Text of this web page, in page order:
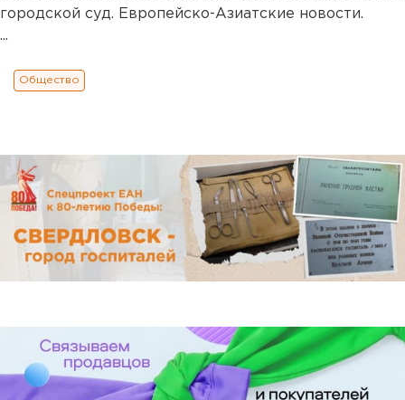
городской суд. Европейско-Азиатские новости.
...
Общество